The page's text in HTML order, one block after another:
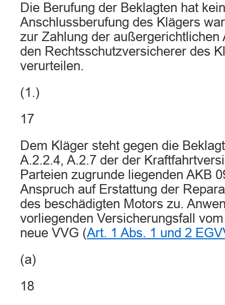
Die Berufung der Beklagten hat
Anschlussberufung des Klägers
zur Zahlung der außergerichtlichen
den Rechtsschutzversicherer des
verurteilen.
(1.)
17
Dem Kläger steht gegen die
A.2.2.4, A.2.7 der der
Parteien zugrunde liegenden AKB
Anspruch auf Erstattung der
des beschädigten Motors zu.
vorliegenden Versicherungsfall
neue VVG (Art. 1 Abs. 1 und 2
(a)
18